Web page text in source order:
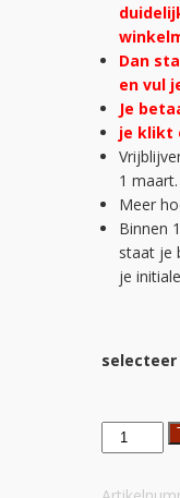
Dan
en vul
Je
je klikt
1 maart.
Meer
Binnen
staat je
je
1p.